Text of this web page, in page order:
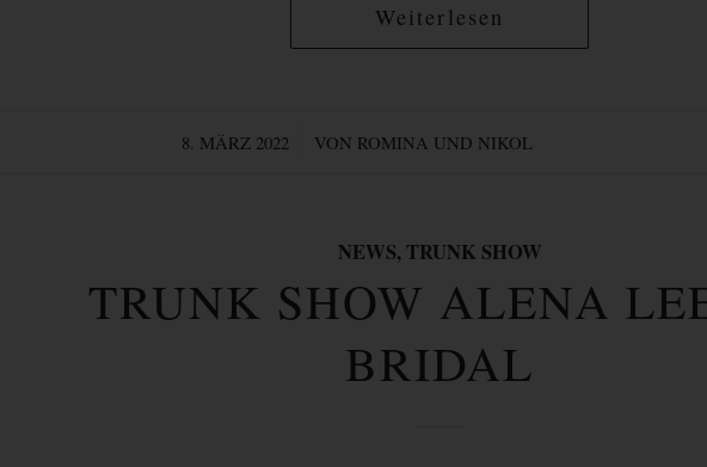
Weiterlesen
8. MÄRZ 2022
/ VON ROMINA UND NIKOL
NEWS, TRUNK SHOW
TRUNK SHOW ALENA
BRIDAL